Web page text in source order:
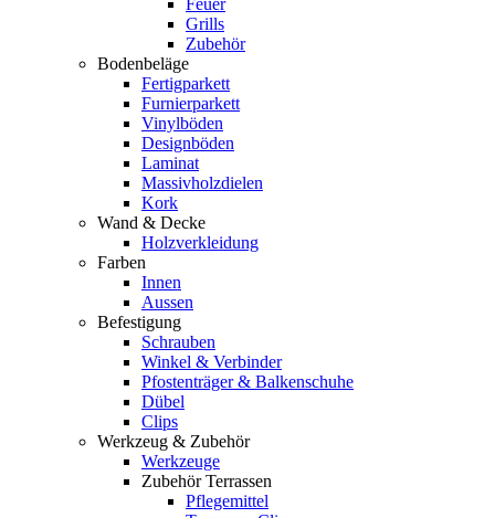
Grills
Zubehör
Bodenbeläge
Fertigparkett
Furnierparkett
Vinylböden
Designböden
Laminat
Massivholzdielen
Kork
Wand & Decke
Holzverkleidung
Farben
Innen
Aussen
Befestigung
Schrauben
Winkel & Verbinder
Pfostenträger & Balkenschuhe
Dübel
Clips
Werkzeug & Zubehör
Werkzeuge
Zubehör Terrassen
Pflegemittel